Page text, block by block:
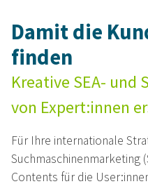
Damit die
finden
Kreative SEA- und
von Expert:innen
Für Ihre internationale
Suchmaschinenmarketing
Contents für die